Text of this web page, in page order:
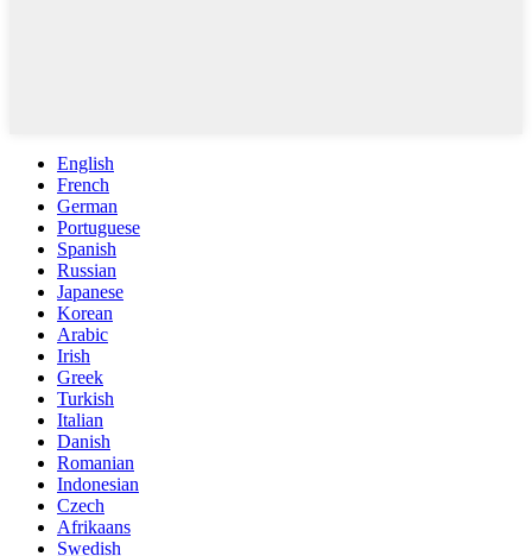
English
French
German
Portuguese
Spanish
Russian
Japanese
Korean
Arabic
Irish
Greek
Turkish
Italian
Danish
Romanian
Indonesian
Czech
Afrikaans
Swedish